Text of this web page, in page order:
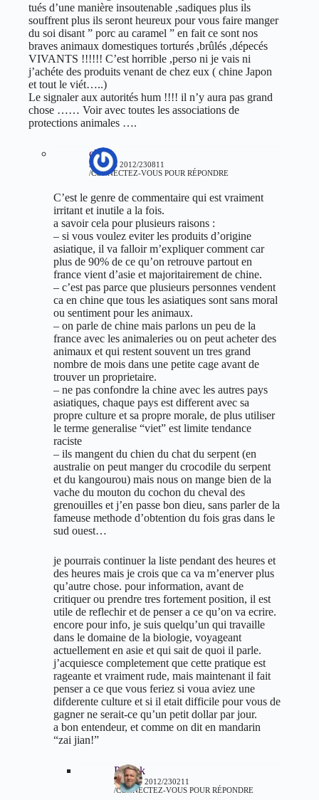
tués d’une manière insoutenable ,sadiques plus ils
souffrent plus ils seront heureux pour vous faire manger
du soi disant ” porc au caramel ” en fait ce sont nos
braves animaux domestiques torturés ,brûlés ,dépecés
VIVANTS !!!!!! C’est horrible ,perso ni je vais ni
j’achéte des produits venant de chez eux ( chine Japon
et tout le viét…..)
Le signaler aux autorités hum !!!! il n’y aura pas grand
chose …… Voir avec toutes les associations de
protections animales ….
chris
3 MARS 2012/230811
CONNECTEZ-VOUS POUR RÉPONDRE
C’est le genre de commentaire qui est vraiment
irritant et inutile a la fois.
a savoir cela pour plusieurs raisons :
– si vous voulez eviter les produits d’origine
asiatique, il va falloir m’expliquer comment car
plus de 90% de ce qu’on retrouve partout en
france vient d’asie et majoritairement de chine.
– c’est pas parce que plusieurs personnes vendent
ca en chine que tous les asiatiques sont sans moral
ou sentiment pour les animaux.
– on parle de chine mais parlons un peu de la
france avec les animaleries ou on peut acheter des
animaux et qui restent souvent un tres grand
nombre de mois dans une petite cage avant de
trouver un proprietaire.
– ne pas confondre la chine avec les autres pays
asiatiques, chaque pays est different avec sa
propre culture et sa propre morale, de plus utiliser
le terme generalise “viet” est limite tendance
raciste
– ils mangent du chien du chat du serpent (en
australie on peut manger du crocodile du serpent
et du kangourou) mais nous on mange bien de la
vache du mouton du cochon du cheval des
grenouilles et j’en passe bon dieu, sans parler de la
fameuse methode d’obtention du fois gras dans le
sud ouest…
je pourrais continuer la liste pendant des heures et
des heures mais je crois que ca va m’enerver plus
qu’autre chose. pour information, avant de
critiquer ou prendre tres fortement position, il est
utile de reflechir et de penser a ce qu’on va ecrire.
encore pour info, je suis quelqu’un qui travaille
dans le domaine de la biologie, voyageant
actuellement en asie et qui sait de quoi il parle.
j’acquiesce completement que cette pratique est
rageante et vraiment rude, mais maintenant il fait
penser a ce que vous feriez si voua aviez une
difderente culture et si il etait difficile pour vous de
gagner ne serait-ce qu’un petit dollar par jour.
a bon entendeur, et comme on dit en mandarin
“zai jian!”
Patrick
3 MARS 2012/230211
CONNECTEZ-VOUS POUR RÉPONDRE